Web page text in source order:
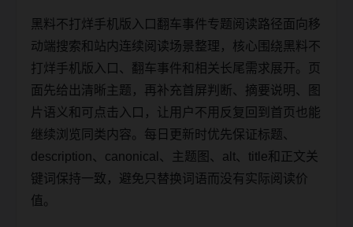
黑料不打烊手机版入口翻车事件专题阅读路径面向移
动端搜索和站内连续阅读场景整理，核心围绕黑料不
打烊手机版入口、翻车事件和相关长尾需求展开。页
面先给出清晰主题，再补充首屏判断、摘要说明、图
片语义和可点击入口，让用户不用反复回到首页也能
继续浏览同类内容。每日更新时优先保证标题、
description、canonical、主题图、alt、title和正文关
键词保持一致，避免只替换词语而没有实际阅读价
值。